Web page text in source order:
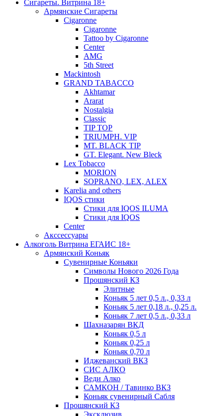
Сигареты. Витрина 18+
Армянские Сигареты
Cigaronne
Cigaronne
Tattoo by Cigaronne
Center
AMG
5th Street
Mackintosh
GRAND TABACCO
Akhtamar
Ararat
Nostalgia
Classic
TIP TOP
TRIUMPH. VIP
MT. BLACK TIP
GT. Elegant. New Bleck
Lex Tobacco
MORION
SOPRANO, LEX, ALEX
Karelia and others
IQOS стики
Стики для IQOS ILUMA
Стики для IQOS
Сenter
Акссессуары
Алкоголь Витрина ЕГАИС 18+
Армянский Коньяк
Сувенирные Коньяки
Символы Нового 2026 Года
Прошянский КЗ
Элитные
Коньяк 5 лет 0,5 л., 0,33 л
Коньяк 5 лет 0,18 л., 0,25 л.
Коньяк 7 лет 0,5 л., 0,33 л
Шахназарян ВКД
Коньяк 0,5 л
Коньяк 0,25 л
Коньяк 0,70 л
Иджеванский ВКЗ
СИС АЛКО
Веди Алко
САМКОН / Тавинко ВКЗ
Коньяк сувенирный Сабля
Прошянский КЗ
Эксклюзив